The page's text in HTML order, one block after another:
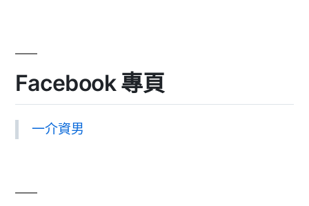
Facebook 專頁
一介資男